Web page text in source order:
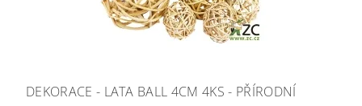
DEKORACE - LATA BALL 4CM 4KS - PŘÍRODNÍ